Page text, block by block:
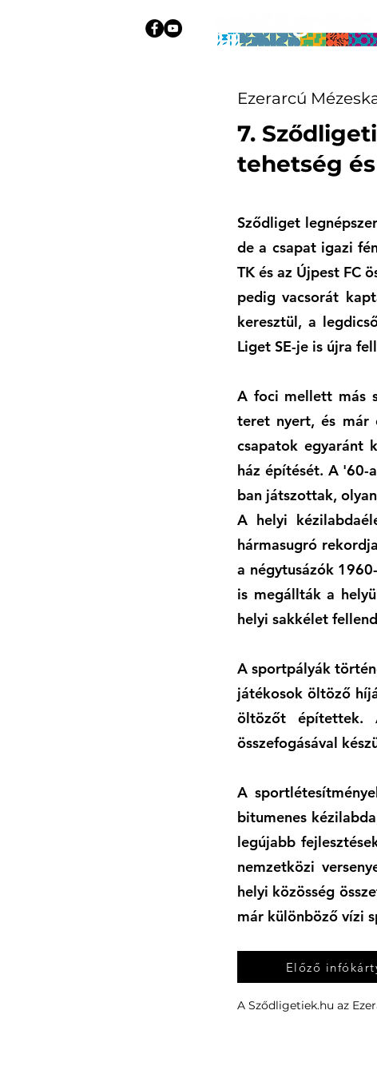
Ezerarcú
7.
tehetség
Sződliget
de a csapat igazi
TK és az Újpest FC
pedig vacsorát
keresztül, a
Liget SE-je is újra
A foci mellett más
teret nyert, és már
csapatok egyaránt
ház építését. A '60-
ban játszottak,
A helyi
hármasugró
a négytusázók
is megállták a
helyi sakkélet
A sportpályák
játékosok öltöző
öltözőt építettek.
összefogásával
A
bitumenes
legújabb
nemzetközi
helyi közösség
már különböző vízi
Előző
A Sződligetiek.hu az